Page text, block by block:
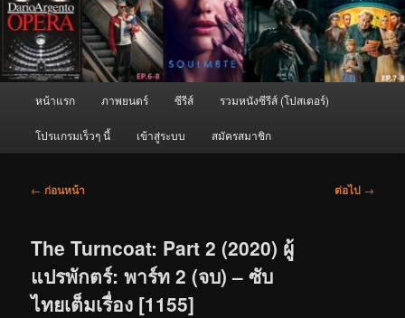
หน้าแรก ภาพยนตร์ ซีรีส์ รวมหนังซีรีส์ (โปสเตอร์)
โปรแกรมเร็วๆ นี้ เข้าสู่ระบบ สมัครสมาชิก
เมนู
← ก่อนหน้า ต่อไป →
The Turncoat: Part 2 (2020) ผู้
แปรพักตร์: พาร์ท 2 (จบ) – ซับ
ไทยเต็มเรื่อง [1155]